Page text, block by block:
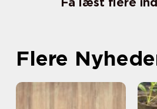
Flere